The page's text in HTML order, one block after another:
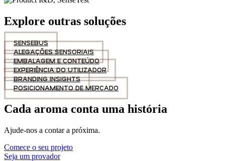
Explore outras soluções
SENSEBUS
ALEGAÇÕES SENSORIAIS
EMBALAGEM E CONTEÚDO
EXPERIÊNCIA DO UTILIZADOR
BRANDING INSIGHTS
POSICIONAMENTO DE MERCADO
Cada aroma conta uma história
Ajude-nos a contar a próxima.
Comece o seu projeto
Seja um provador